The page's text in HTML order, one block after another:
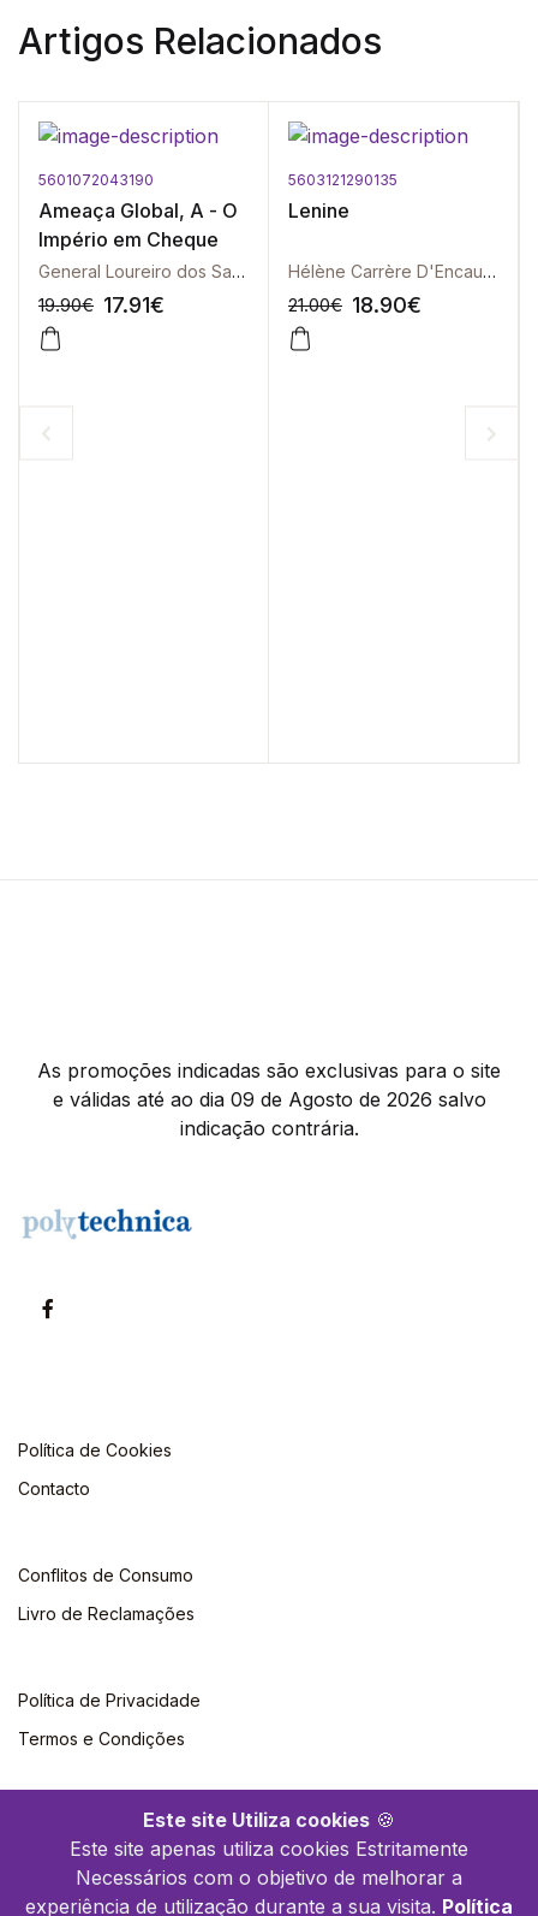
Este site Utiliza cookies 🍪
Este site apenas utiliza cookies Estritamente
Necessários com o objetivo de melhorar a
experiência de utilização durante a sua visita. Política
Artigos Relacionados
5601072043190
Ameaça Global, A - O
Império em Cheque
General Loureiro dos Santos
19.90€ 17.91€
-10%
5603121290135
Lenine
Hélène Carrère D'Encausse
21.00€ 18.90€
As promoções indicadas são exclusivas para o site
e válidas até ao dia 09 de Agosto de 2026 salvo
indicação contrária.
Política de Cookies
Contacto
Conflitos de Consumo
Livro de Reclamações
Política de Privacidade
Termos e Condições
©2026 Polytechnica. Todos os direitos reservados